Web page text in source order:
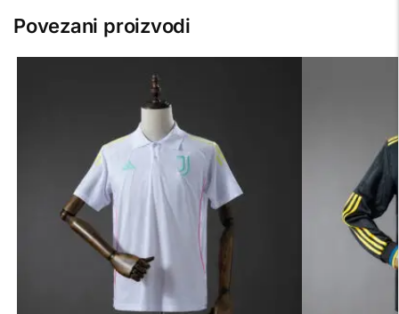
Povezani proizvodi